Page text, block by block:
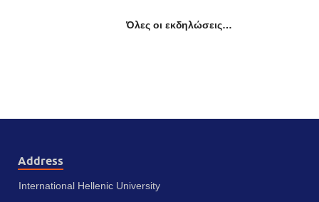
Όλες οι εκδηλώσεις…
Address
International Hellenic University